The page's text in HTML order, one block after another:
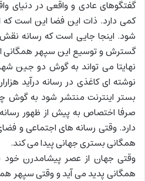
گفتگوهای عادی و واقعی در دنیای
کمی دارد. ذات این فضا این است که
شود. اینجا جایی است که رسانه
گسترش و توسیع این سپهر همگانی
نهایتا می تواند به گوش دو جین
نوشته ای کاغذی در رسانه درآید
بستر اینترنت منتشر شود به گوش
صرفا اختصاص به پیش از ظهور
دارد. وقتی رسانه های اجتماعی و
همگانی بستری جهانی پیدا می کند.
وقتی جهان از عصر پیشامدرن
همگانی پدید می آید و وقتی سپهر